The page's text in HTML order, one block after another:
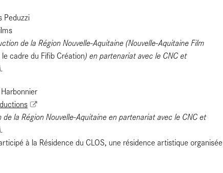
Peduzzi
de la Région Nouvelle-Aquitaine (Nouvelle-Aquitaine Film
cadre du Fifib Création) en partenariat avec le CNC et
s
la Région Nouvelle-Aquitaine en partenariat avec le CNC et
à la Résidence du CLOS, une résidence artistique organisée